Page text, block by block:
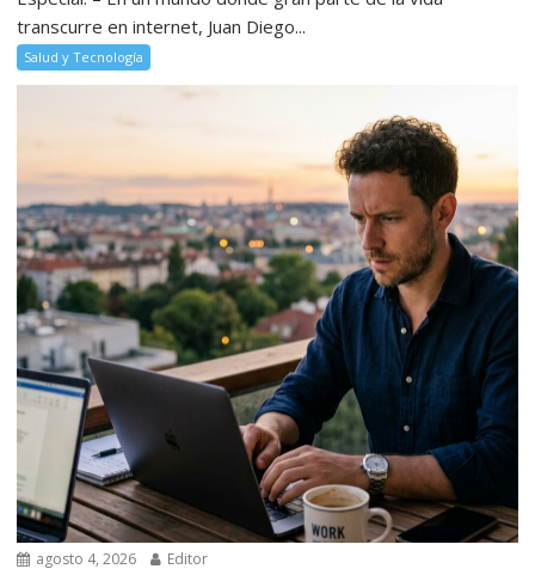
transcurre en internet, Juan Diego...
Salud y Tecnología
agosto 4, 2026 Editor